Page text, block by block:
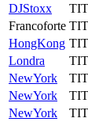
DJStoxx
Francoforte
HongKong
Londra
NewYork
NewYork
NewYork